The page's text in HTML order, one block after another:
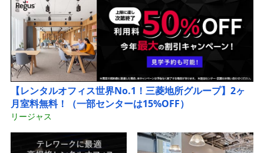
【レンタルオフィス世界No.1！三菱地所グループ】2ヶ
月室料無料！（一部センターは15%OFF）
リージャス